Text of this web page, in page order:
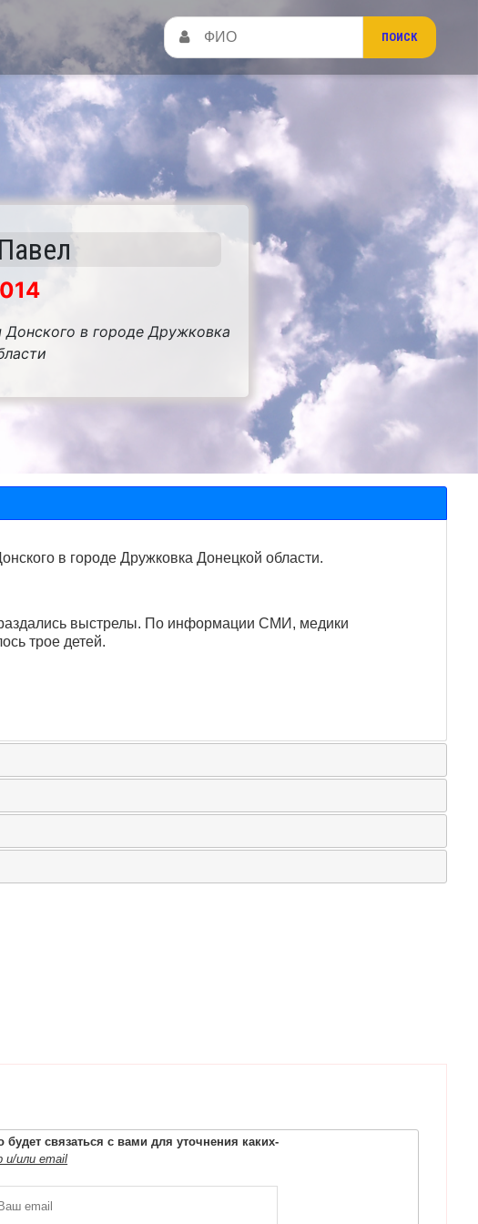
в городе Дружковка
в городе Дружковка Донецкой области.
раздались выстрелы. По информации СМИ, медики
трое детей.
связаться с вами для уточнения каких-
или email